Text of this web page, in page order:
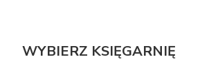
WYBIERZ KSIĘGARNIĘ